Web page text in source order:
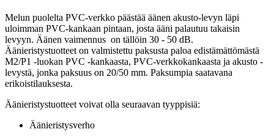
Melun puolelta PVC-verkko päästää äänen akusto-levyn läpi
uloimman PVC-kankaan pintaan, josta ääni palautuu takaisin
levyyn. Äänen vaimennus on tällöin 30 - 50 dB.
Äänieristystuotteet on valmistettu paksusta paloa edistämättömästä
M2/P1 -luokan PVC -kankaasta, PVC-verkkokankaasta ja akusto -
levystä, jonka paksuus on 20/50 mm. Paksumpia saatavana
erikoistilauksesta.
Äänieristystuotteet voivat olla seuraavan tyyppisiä:
Äänieristysverho